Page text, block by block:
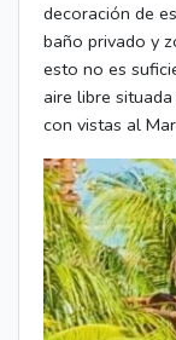
decoración de
baño privado y
esto no es
aire libre
con vistas al